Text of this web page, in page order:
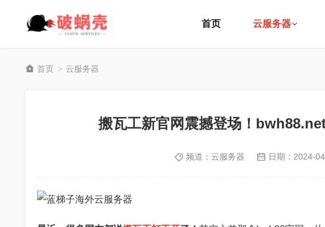
首页 云服务器
首页 > 云服务器
搬瓦工新官网震撼登场！
频道： 云服务器 日期： 2024-